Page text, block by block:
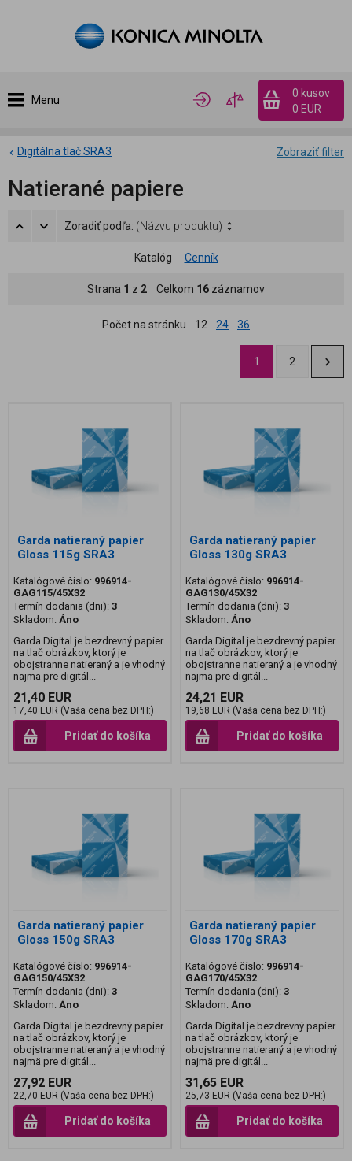
Menu
0 kusov
0 EUR
Zobraziť filter
Digitálna tlač SRA3
Natierané papiere
Zoradiť podľa: (Názvu produktu)
Katalóg Cenník
Strana 1 z 2 Celkom 16 záznamov
Počet na stránku 12 24 36
1 2
Garda natieraný papier
Gloss 115g SRA3
Katalógové číslo: 996914-
GAG115/45X32
Termín dodania (dni): 3
Skladom: Áno
Garda Digital je bezdrevný papier
na tlač obrázkov, ktorý je
obojstranne natieraný a je vhodný
najmä pre digitál...
21,40 EUR
17,40 EUR (Vaša cena bez DPH:)
Pridať do košíka
Garda natieraný papier
Gloss 130g SRA3
Katalógové číslo: 996914-
GAG130/45X32
Termín dodania (dni): 3
Skladom: Áno
Garda Digital je bezdrevný papier
na tlač obrázkov, ktorý je
obojstranne natieraný a je vhodný
najmä pre digitál...
24,21 EUR
19,68 EUR (Vaša cena bez DPH:)
Pridať do košíka
Garda natieraný papier
Gloss 150g SRA3
Katalógové číslo: 996914-
GAG150/45X32
Termín dodania (dni): 3
Skladom: Áno
Garda Digital je bezdrevný papier
na tlač obrázkov, ktorý je
obojstranne natieraný a je vhodný
najmä pre digitál...
27,92 EUR
22,70 EUR (Vaša cena bez DPH:)
Pridať do košíka
Garda natieraný papier
Gloss 170g SRA3
Katalógové číslo: 996914-
GAG170/45X32
Termín dodania (dni): 3
Skladom: Áno
Garda Digital je bezdrevný papier
na tlač obrázkov, ktorý je
obojstranne natieraný a je vhodný
najmä pre digitál...
31,65 EUR
25,73 EUR (Vaša cena bez DPH:)
Pridať do košíka